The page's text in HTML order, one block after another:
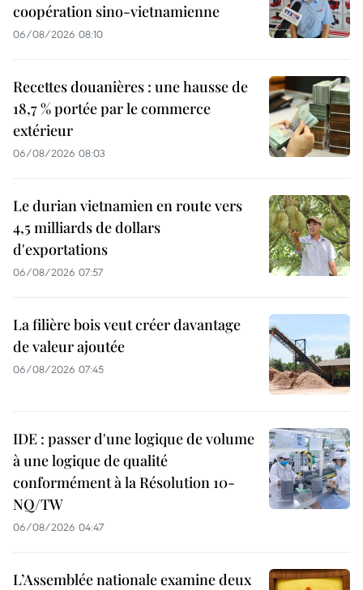
coopération sino-vietnamienne
06/08/2026 08:10
Recettes douanières : une hausse de
18,7 % portée par le commerce
extérieur
06/08/2026 08:03
Le durian vietnamien en route vers
4,5 milliards de dollars
d'exportations
06/08/2026 07:57
La filière bois veut créer davantage
de valeur ajoutée
06/08/2026 07:45
IDE : passer d'une logique de volume
à une logique de qualité
conformément à la Résolution 10-
NQ/TW
06/08/2026 04:47
L’Assemblée nationale examine deux